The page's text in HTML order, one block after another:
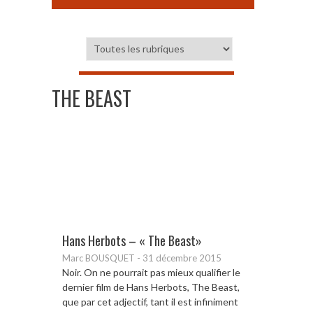
THE BEAST
Hans Herbots – « The Beast»
Marc BOUSQUET - 31 décembre 2015
Noir. On ne pourrait pas mieux qualifier le
dernier film de Hans Herbots, The Beast,
que par cet adjectif, tant il est infiniment